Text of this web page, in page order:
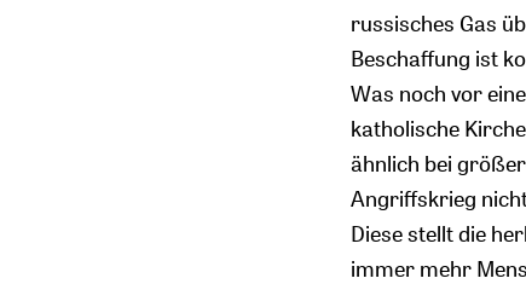
russisches Gas
Beschaffung ist
Was noch vor
katholische
ähnlich bei
Angriffskrieg
Diese stellt die
immer mehr